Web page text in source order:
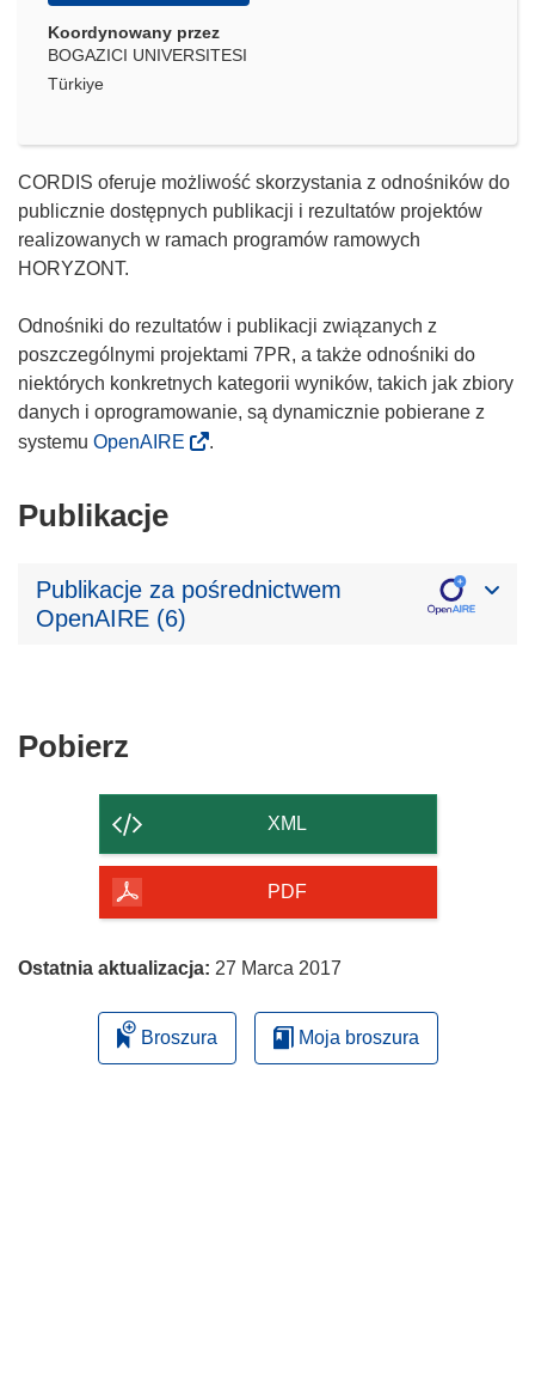
Koordynowany przez
BOGAZICI UNIVERSITESI
Türkiye
CORDIS oferuje możliwość skorzystania z odnośników do
publicznie dostępnych publikacji i rezultatów projektów
realizowanych w ramach programów ramowych
HORYZONT.
Odnośniki do rezultatów i publikacji związanych z
poszczególnymi projektami 7PR, a także odnośniki do
niektórych konkretnych kategorii wyników, takich jak zbiory
danych i oprogramowanie, są dynamicznie pobierane z
systemu OpenAIRE .
Publikacje
Publikacje za pośrednictwem
OpenAIRE (6)
Pobierz
strony
XML
PDF
Ostatnia aktualizacja: 27 Marca 2017
Broszura Moja broszura